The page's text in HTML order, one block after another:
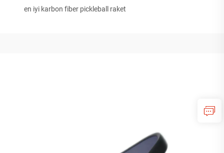
en iyi karbon fiber pickleball raket